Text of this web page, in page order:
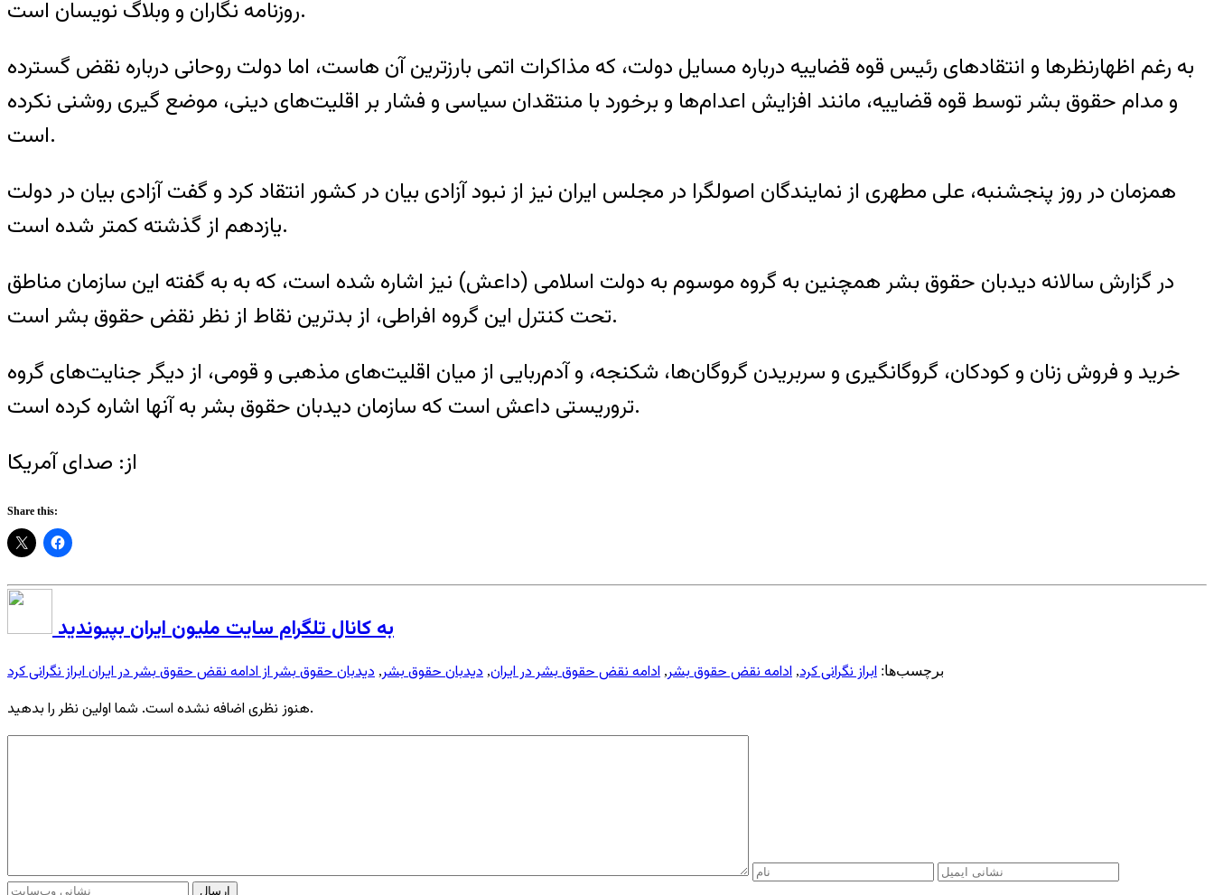
روزنامه نگاران و وبلاگ نویسان است.
به رغم اظهارنظرها و انتقادهای رئیس قوه قضاییه درباره مسایل دولت، که مذاکرات اتمی بارزترین آن هاست، اما دولت روحانی درباره نقض گسترده
و مدام حقوق بشر توسط قوه قضاییه، مانند افزایش اعدام‌ها و برخورد با منتقدان سیاسی و فشار بر اقلیت‌های دینی، موضع گیری روشنی نکرده
است.
همزمان در روز پنجشنبه، علی مطهری از نمایندگان اصولگرا در مجلس ایران نیز از نبود آزادی بیان در کشور انتقاد کرد و گفت آزادی بیان در دولت
یازدهم از گذشته کمتر شده است.
در گزارش سالانه دیدبان حقوق بشر همچنین به گروه موسوم به دولت اسلامی (داعش) نیز اشاره شده است، که به به گفته این سازمان مناطق
تحت کنترل این گروه افراطی، از بدترین نقاط از نظر نقض حقوق بشر است.
خرید و فروش زنان و کودکان، گروگانگیری و سربریدن گروگان‌ها، شکنجه، و آدم‌ربایی از میان اقلیت‌های مذهبی و قومی، از دیگر جنایت‌های گروه
تروریستی داعش است که سازمان دیدبان حقوق بشر به آنها اشاره کرده است.
از: صدای آمریکا
Share this:
به کانال تلگرام سایت ملیون ایران بپیوندید
برچسب‌ها: ابراز نگرانی کرد, ادامه نقض حقوق بشر, ادامه نقض حقوق بشر در ایران, دیدبان حقوق بشر, دیدبان حقوق بشر از ادامه نقض حقوق بشر در ایران ابراز نگرانی کرد
هنوز نظری اضافه نشده است. شما اولین نظر را بدهید.